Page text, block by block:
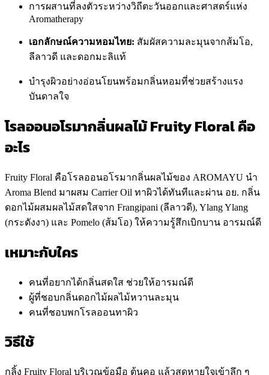
การผสานที่ลงตัวระหว่างวิถีตะวันออกและศาสตร์แห่ง
Aromatherapy
เอกลักษณ์ความหอมไทย: สัมผัสความละมุนจากส้มโอ,
ลีลาวดี และดอกมะลิแท้
บำรุงผิวอย่างอ่อนโยนพร้อมกลิ่นหอมที่ช่วยสร้างแรง
บันดาลใจ
โรลออนอโรมากลิ่นผลไม้ Fruity Floral คือ
อะไร
Fruity Floral คือโรลออนอโรมากลิ่นผลไม้ของ AROMAYU นำ
Aroma Blend มาผสม Carrier Oil ทาผิวได้ทันทีและผ่าน อย. กลิ่น
ดอกไม้ผสมผลไม้สดใสจาก Frangipani (ลีลาวดี), Ylang Ylang
(กระดังงา) และ Pomelo (ส้มโอ) ให้ความรู้สึกเบิกบาน อารมณ์ดี
เหมาะกับใคร
คนที่อยากได้กลิ่นสดใส ช่วยให้อารมณ์ดี
ผู้ที่ชอบกลิ่นดอกไม้ผลไม้หวานละมุน
คนที่ชอบพกโรลออนทาผิว
วิธีใช้
กลิ้ง Fruity Floral บริเวณข้อมือ ต้นคอ แล้วสูดหายใจเข้าลึก ๆ